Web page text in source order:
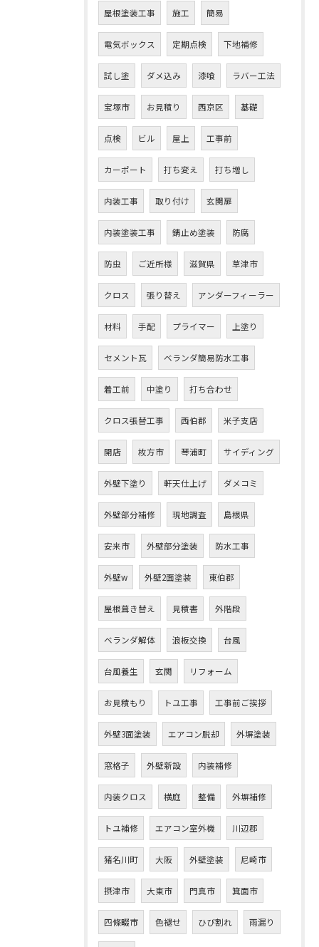
屋根塗装工事 施工 簡易
電気ボックス 定期点検 下地補修
試し塗 ダメ込み 漆喰 ラバー工法
宝塚市 お見積り 西京区 基礎
点検 ビル 屋上 工事前
カーポート 打ち変え 打ち増し
内装工事 取り付け 玄関扉
内装塗装工事 錆止め塗装 防腐
防虫 ご近所様 滋賀県 草津市
クロス 張り替え アンダーフィーラー
材料 手配 プライマー 上塗り
セメント瓦 ベランダ簡易防水工事
着工前 中塗り 打ち合わせ
クロス張替工事 西伯郡 米子支店
開店 枚方市 琴浦町 サイディング
外壁下塗り 軒天仕上げ ダメコミ
外壁部分補修 現地調査 島根県
安来市 外壁部分塗装 防水工事
外壁w 外壁2面塗装 東伯郡
屋根葺き替え 見積書 外階段
ベランダ解体 浪板交換 台風
台風養生 玄関 リフォーム
お見積もり トユ工事 工事前ご挨拶
外壁3面塗装 エアコン脱却 外塀塗装
窓格子 外壁新設 内装補修
内装クロス 横庭 整備 外塀補修
トユ補修 エアコン室外機 川辺郡
猪名川町 大阪 外壁塗装 尼崎市
摂津市 大東市 門真市 箕面市
四條畷市 色褪せ ひび割れ 雨漏り